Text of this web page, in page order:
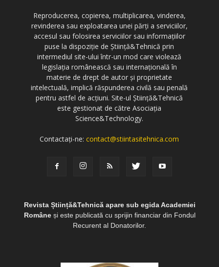
Reproducerea, copierea, multiplicarea, vinderea,
revinderea sau exploatarea unei părți a serviciilor,
accesul sau folosirea serviciilor sau informațiilor
puse la dispoziție de Știință&Tehnică prin
intermediul site-ului într-un mod care violează
legislația românească sau internațională în
materie de drept de autor și proprietate
intelectuală, implică răspunderea civilă sau penală
pentru astfel de acțiuni. Site-ul Știință&Tehnică
este gestionat de către Asociația
Science&Technology.
Contactați-ne:contact@stiintasitehnica.com
Revista Știință&Tehnică apare sub egida Academiei
Româneși este publicată cu sprijin financiar din Fondul
Recurent al Donatorilor.